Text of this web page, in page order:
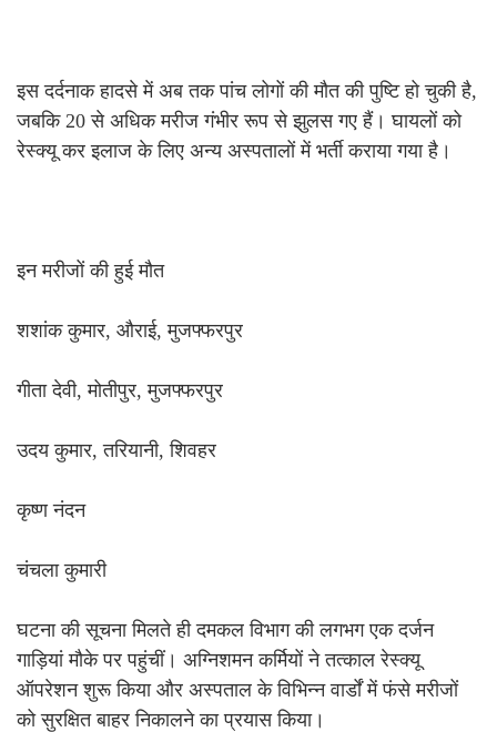
इस दर्दनाक हादसे में अब तक पांच लोगों की मौत की पुष्टि हो चुकी है,
जबकि 20 से अधिक मरीज गंभीर रूप से झुलस गए हैं। घायलों को
रेस्क्यू कर इलाज के लिए अन्य अस्पतालों में भर्ती कराया गया है।
इन मरीजों की हुई मौत
शशांक कुमार, औराई, मुजफ्फरपुर
⁠गीता देवी, मोतीपुर, मुजफ्फरपुर
⁠उदय कुमार, तरियानी, शिवहर
⁠कृष्ण नंदन
⁠चंचला कुमारी
घटना की सूचना मिलते ही दमकल विभाग की लगभग एक दर्जन
गाड़ियां मौके पर पहुंचीं। अग्निशमन कर्मियों ने तत्काल रेस्क्यू
ऑपरेशन शुरू किया और अस्पताल के विभिन्न वार्डों में फंसे मरीजों
को सुरक्षित बाहर निकालने का प्रयास किया।